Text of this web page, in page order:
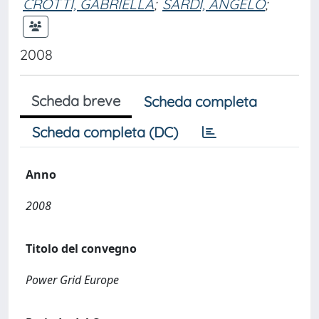
CROTTI, GABRIELLA; SARDI, ANGELO;
2008
Scheda breve
Scheda completa
Scheda completa (DC)
Anno
2008
Titolo del convegno
Power Grid Europe